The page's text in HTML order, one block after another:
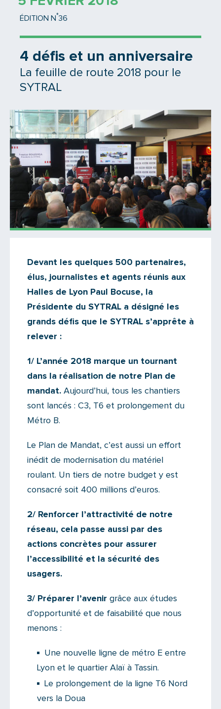
ÉDITION N °36
4 défis et un anniversaire
La feuille de route 2018 pour le
SYTRAL
Il y a 6 commentaires sur cet article
Ajoutez le vôtre
Devant les quelques 500 partenaires,
élus, journalistes et agents réunis aux
Halles de Lyon Paul Bocuse, la
Présidente du SYTRAL a désigné les
grands défis que le SYTRAL s’apprête à
relever :
1/ L’année 2018 marque un tournant
dans la réalisation de notre Plan de
mandat. Aujourd’hui, tous les chantiers
sont lancés : C3, T6 et prolongement du
Métro B.
Le Plan de Mandat, c’est aussi un effort
inédit de modernisation du matériel
roulant. Un tiers de notre budget y est
consacré soit 400 millions d’euros.
2/ Renforcer l’attractivité de notre
réseau, cela passe aussi par des
actions concrètes pour assurer
l’accessibilité et la sécurité des
usagers.
3/ Préparer l’avenir grâce aux études
d’opportunité et de faisabilité que nous
menons :
Une nouvelle ligne de métro E entre
Lyon et le quartier Alaï à Tassin.
Le prolongement de la ligne T6 Nord
vers la Doua